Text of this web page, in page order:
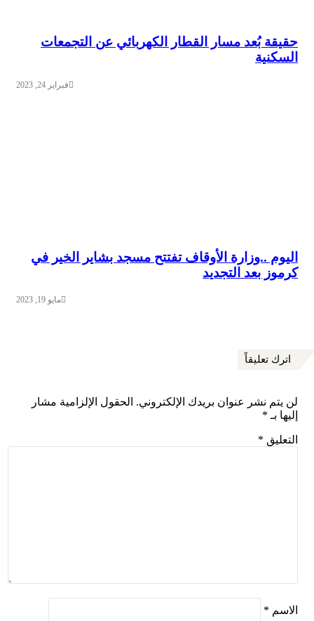
حقيقة بُعد مسار القطار الكهربائي عن التجمعات
السكنية
فبراير 24, 2023
اليوم ..وزارة الأوقاف تفتتح مسجد بشاير الخير في
كرموز بعد التجديد
مايو 19, 2023
اترك تعليقاً
لن يتم نشر عنوان بريدك الإلكتروني. الحقول الإلزامية مشار
إليها بـ *
التعليق *
الاسم *